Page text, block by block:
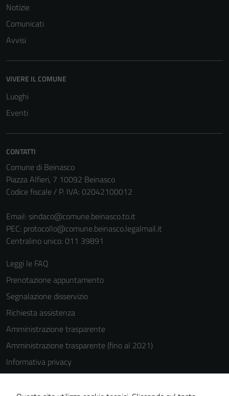
Notizie
Comunicati
Avvisi
VIVERE IL COMUNE
Luoghi
Eventi
CONTATTI
Comune di Beinasco
Piazza Alfieri, 7 10092 Beinasco
Codice fiscale / P. IVA: 02042100012
Email: sindaco@comune.beinasco.to.it
PEC: protocollo@comune.beinasco.legalmail.it
Centralino unico: 011 39891
Leggi le FAQ
Prenotazione appuntamento
Segnalazione disservizio
Richiesta assistenza
Amministrazione trasparente
Amministrazione trasparente (fino al 2021)
Informativa privacy
Cookie Policy